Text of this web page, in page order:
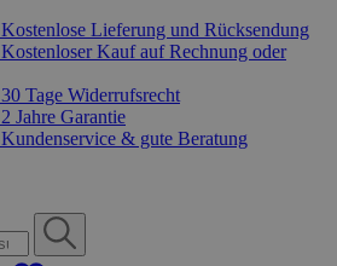
Kostenlose Lieferung und Rücksendung
Kostenloser Kauf auf Rechnung oder
30 Tage Widerrufsrecht
2 Jahre Garantie
Kundenservice & gute Beratung